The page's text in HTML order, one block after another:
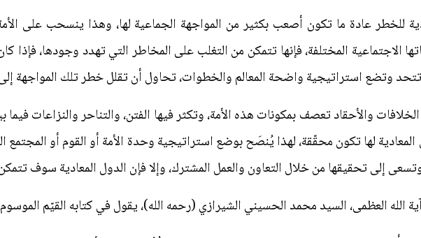
للخطر عادة ما تكون أصعب بكثير من المواجهة الجماعية لها، وهذا ينسحب على
الاجتماعية المختلفة، فإنها تتمكن من التغلب على المخاطر التي تهدد وجودها،
وتضع استراتيجية واضحة المعالم والخطوات، تحاول أن تقلل خطر تلك المواجهة
والأحقاد تعصف بمكونات هذه الأمة، وتكثر فيها الفتن، والتناحر والنزاعات فيما
لها تكون محقّقة، لهذا يُنصَح بوضع استراتيجية وحدة الأمة أو القوم أو
وتسعى إلى تحقيقها من خلال التعاون والعمل المشترك، وإلا فإن الدول المعادية سوف
آية الله العظمى، السيد محمد الحسيني الشيرازي (رحمه الله)، يقول في كتابه القيّم